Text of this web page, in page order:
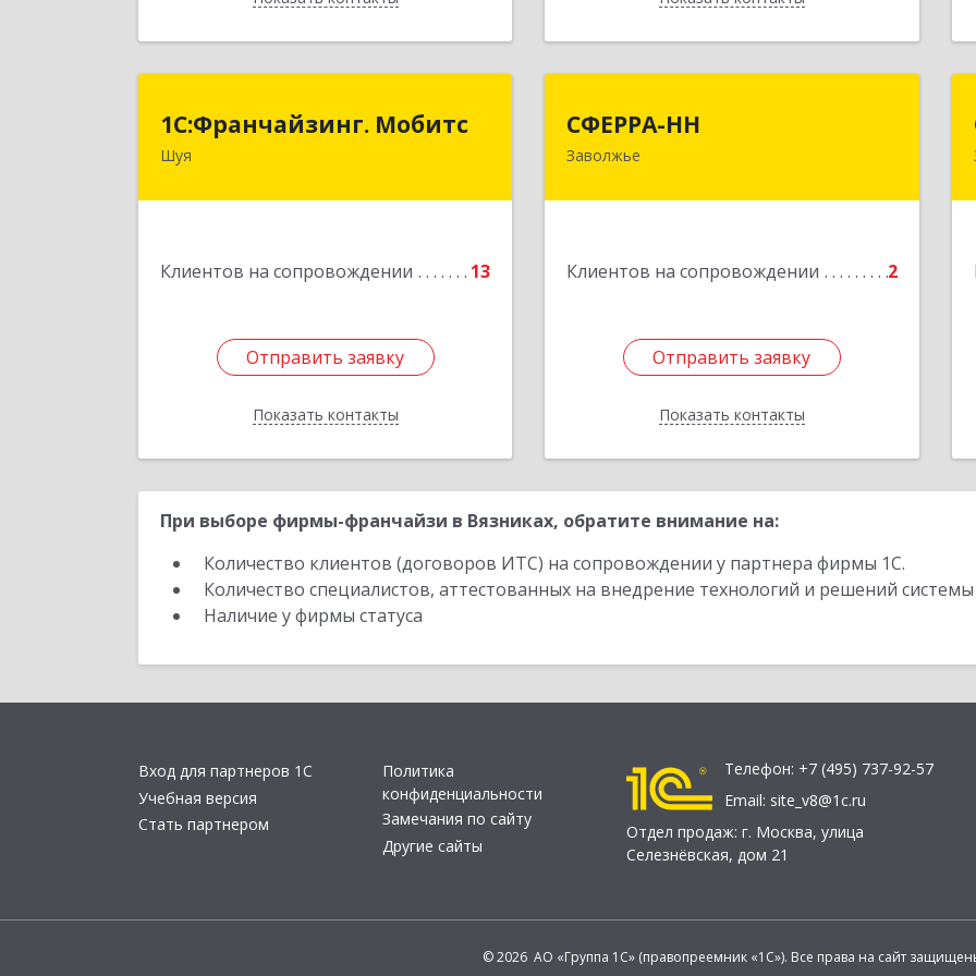
1С:Франчайзинг. Мобитс
Шуя
Клиентов на сопровождении 13
Отправить заявку
Показать контакты
1С:Франчайзинг. Мобитс
Отправить заявку
Назад
СФЕРРА-НН
Заволжье
Клиентов на сопровождении 2
Отправить заявку
Показать контакты
Отправить заявку
Назад
При выборе фирмы-франчайзи в Вязниках, обратите внимание на:
Количество клиентов (договоров ИТС) на сопровождении у партнера фирмы 1С.
Количество специалистов, аттестованных на внедрение технологий и решений
Наличие у фирмы статуса
Вход для партнеров 1С
Учебная версия
Стать партнером
Политика
конфиденциальности
Замечания по сайту
Другие сайты
Телефон: +7 (495) 737-92-57
Email: site_v8@1c.ru
Отдел продаж: г. Москва, улица
Селезнёвская, дом 21
© 2026 АО «Группа 1С» (правопреемник «1С»). Все права на сайт